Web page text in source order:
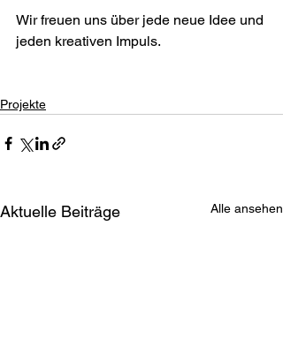
Wir freuen uns über jede neue Idee und
jeden kreativen Impuls.
Projekte
Aktuelle Beiträge Alle ansehen